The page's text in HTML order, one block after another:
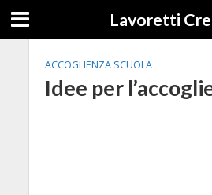
Lavoretti
ACCOGLIENZA SCUOLA
Idee per